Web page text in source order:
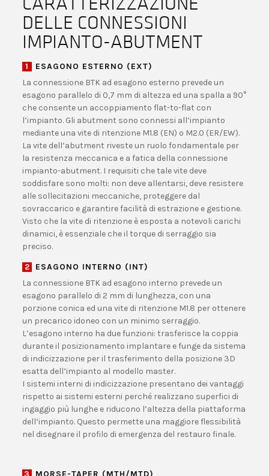
CARATTERIZZAZIONE
DELLE CONNESSIONI
IMPIANTO-ABUTMENT
1
ESAGONO ESTERNO (EXT)
La connessione BTK ad esagono esterno prevede un
esagono parallelo di 0,7 mm di altezza ed una spalla a 90°
che consente un accoppiamento flat-to-flat con
l’impianto. Gli abutment sono connessi all’impianto
mediante una vite di ritenzione M1.8 (EN) o M2.0 (ER/EW).
La vite dell’abutment riveste un ruolo fondamentale per
la resistenza meccanica e a fatica della connessione
impianto-abutment. I requisiti che tale vite deve
soddisfare sono molti: non deve allentarsi, deve resistere
alle sollecitazioni meccaniche, proteggere dal
sovraccarico e garantire facilità di estrazione e gestione.
Visto che la vite di ritenzione è esposta a notevoli carichi
dinamici, è essenziale che il torque di serraggio sia
preciso.
2
ESAGONO INTERNO (INT)
La connessione BTK ad esagono interno prevede un
esagono parallelo di 2 mm di lunghezza, con una
porzione conica ed una vite di ritenzione M1.8 per ottenere
un precarico idoneo con un minimo serraggio.
L’esagono interno ha due funzioni: trasferisce la coppia
durante il posizionamento implantare e funge da sistema
di indicizzazione per il trasferimento della posizione 3D
esatta dell’impianto al modello master.
I sistemi interni di indicizzazione presentano dei vantaggi
rispetto ai sistemi esterni perché realizzano superfici di
ingaggio più lunghe e riducono l’altezza della piattaforma
dell’impianto. Questo permette una maggiore flessibilità
nel disegnare il profilo di emergenza del restauro finale.